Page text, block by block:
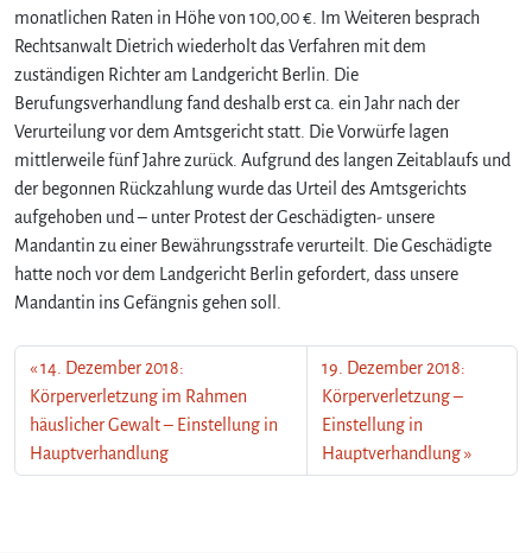
monatlichen Raten in Höhe von 100,00 €. Im Weiteren besprach
Rechtsanwalt Dietrich wiederholt das Verfahren mit dem
zuständigen Richter am Landgericht Berlin. Die
Berufungsverhandlung fand deshalb erst ca. ein Jahr nach der
Verurteilung vor dem Amtsgericht statt. Die Vorwürfe lagen
mittlerweile fünf Jahre zurück. Aufgrund des langen Zeitablaufs und
der begonnen Rückzahlung wurde das Urteil des Amtsgerichts
aufgehoben und – unter Protest der Geschädigten- unsere
Mandantin zu einer Bewährungsstrafe verurteilt. Die Geschädigte
hatte noch vor dem Landgericht Berlin gefordert, dass unsere
Mandantin ins Gefängnis gehen soll.
14. Dezember 2018:
Körperverletzung im Rahmen
häuslicher Gewalt – Einstellung in
Hauptverhandlung
19. Dezember 2018:
Körperverletzung –
Einstellung in
Hauptverhandlung